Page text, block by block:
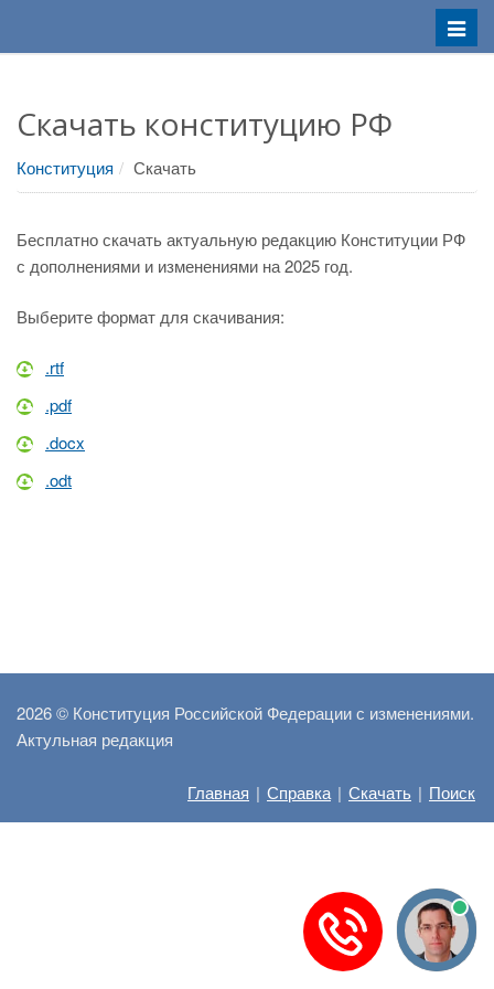
Меню
Скачать конституцию РФ
Конституция Скачать
Бесплатно скачать актуальную редакцию Конституции РФ
с дополнениями и изменениями на 2025 год.
Выберите формат для скачивания:
.rtf
.pdf
.docx
.odt
2026 © Конституция Российской Федерации с изменениями.
Актульная редакция
Главная | Справка | Скачать | Поиск